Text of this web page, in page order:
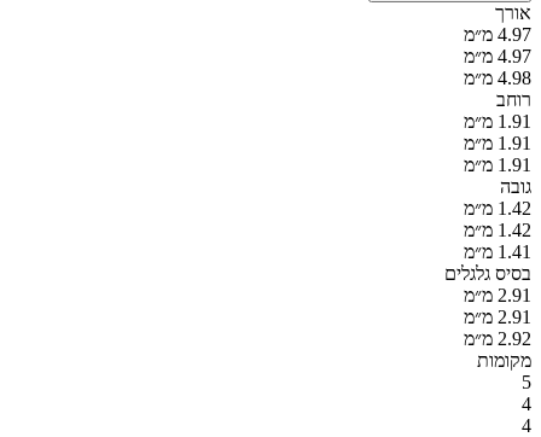
אורך
4.97 מ״מ
4.97 מ״מ
4.98 מ״מ
רוחב
1.91 מ״מ
1.91 מ״מ
1.91 מ״מ
גובה
1.42 מ״מ
1.42 מ״מ
1.41 מ״מ
בסיס גלגלים
2.91 מ״מ
2.91 מ״מ
2.92 מ״מ
מקומות
5
4
4